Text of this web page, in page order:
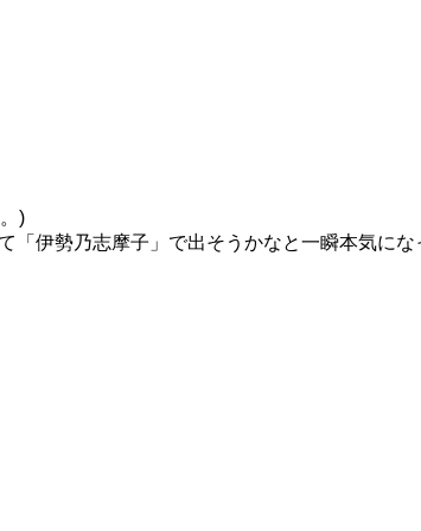
)
「伊勢乃志摩子」で出そうかなと一瞬本気に